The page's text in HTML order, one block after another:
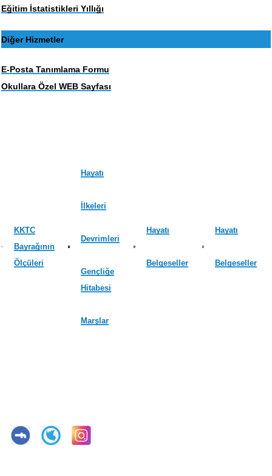
Eğitim İstatistikleri Yıllığı
Diğer Hizmetler
E-Posta Tanımlama Formu
Okullara Özel WEB Sayfası
KKTC
Bayrağının
Ölçüleri
Hayatı
İlkeleri
Devrimleri
Gençliğe
Hitabesi
Marşlar
Hayatı
Belgeseller
Hayatı
Belgeseller